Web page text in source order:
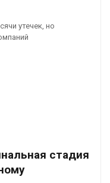
утечек, но
стадия